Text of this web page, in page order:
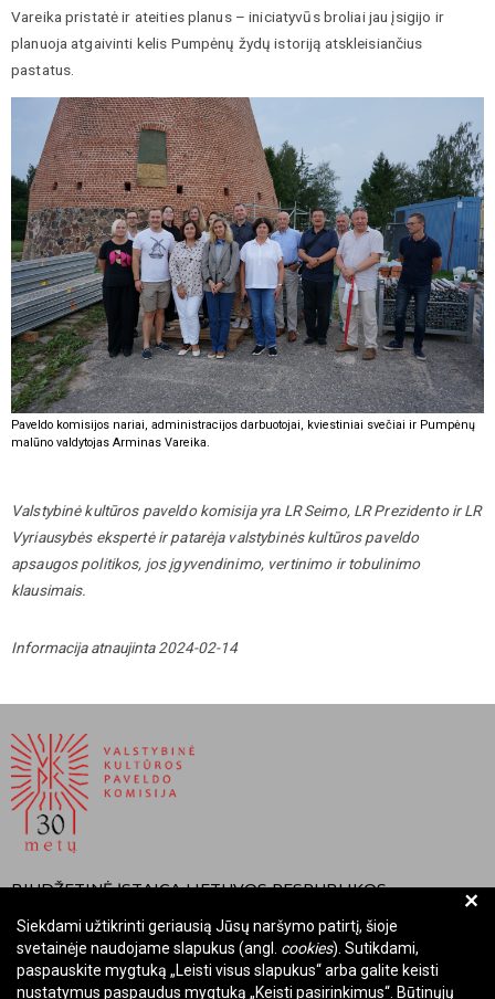
Vareika pristatė ir ateities planus – iniciatyvūs broliai jau įsigijo ir
planuoja atgaivinti kelis Pumpėnų žydų istoriją atskleisiančius
pastatus.
Paveldo komisijos nariai, administracijos darbuotojai, kviestiniai svečiai ir Pumpėnų
malūno valdytojas Arminas Vareika.
Valstybinė kultūros paveldo komisija yra LR Seimo, LR Prezidento ir LR
Vyriausybės ekspertė ir patarėja valstybinės kultūros paveldo
apsaugos politikos, jos įgyvendinimo, vertinimo ir tobulinimo
klausimais.
Informacija atnaujinta 2024-02-14
BIUDŽETINĖ ĮSTAIGA LIETUVOS RESPUBLIKOS
Įmonės kodas: Juridinių asmenų registre 288700520
Adresas: Rūdninkų g. 13, 01135 Vilnius
+
Siekdami užtikrinti geriausią Jūsų naršymo patirtį, šioje
svetainėje naudojame slapukus (angl. cookies). Sutikdami,
paspauskite mygtuką „Leisti visus slapukus“ arba galite keisti
nustatymus paspaudus mygtuką „Keisti pasirinkimus“. Būtinųjų